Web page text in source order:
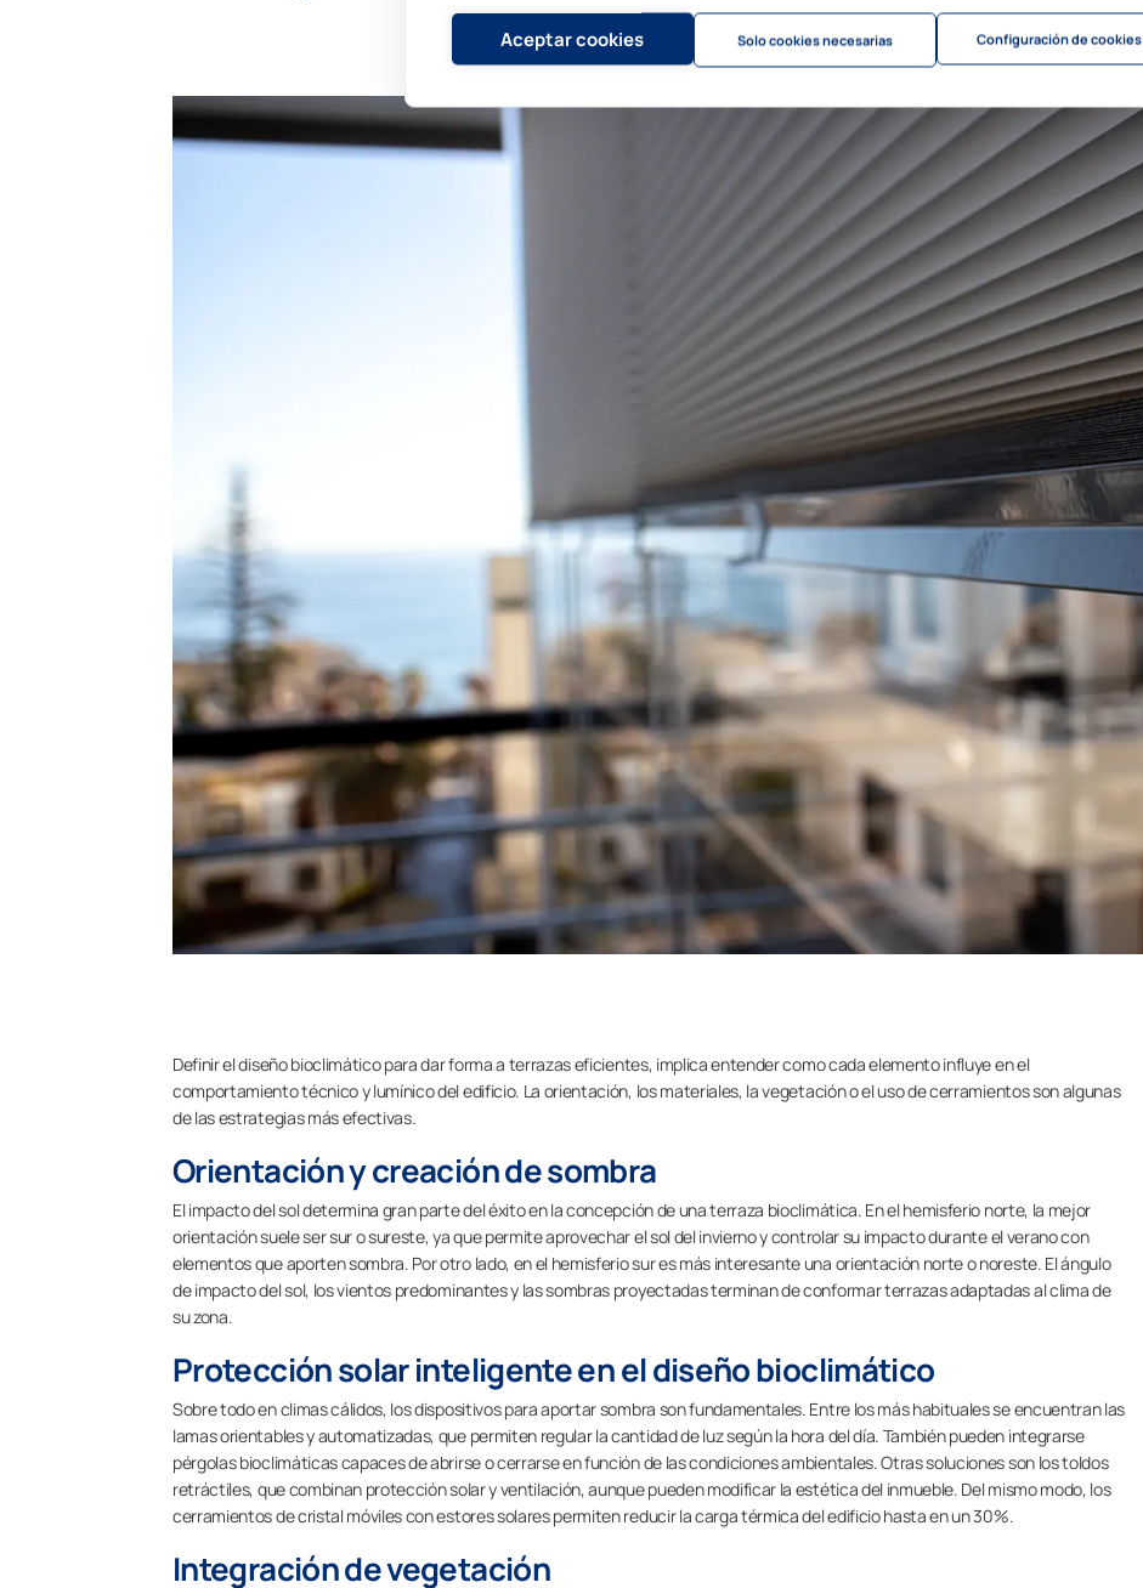
Aceptar cookies Solo cookies necesarias Configuración de cookies
Definir el diseño bioclimático para dar forma a terrazas eficientes, implica entender como cada elemento influye en el
comportamiento técnico y lumínico del edificio. La orientación, los materiales, la vegetación o el uso de cerramientos son algunas
de las estrategias más efectivas.
Orientación y creación de sombra
El impacto del sol determina gran parte del éxito en la concepción de una terraza bioclimática. En el hemisferio norte, la mejor
orientación suele ser sur o sureste, ya que permite aprovechar el sol del invierno y controlar su impacto durante el verano con
elementos que aporten sombra. Por otro lado, en el hemisferio sur es más interesante una orientación norte o noreste. El ángulo
de impacto del sol, los vientos predominantes y las sombras proyectadas terminan de conformar terrazas adaptadas al clima de
su zona.
Protección solar inteligente en el diseño bioclimático
Sobre todo en climas cálidos, los dispositivos para aportar sombra son fundamentales. Entre los más habituales se encuentran las
lamas orientables y automatizadas, que permiten regular la cantidad de luz según la hora del día. También pueden integrarse
pérgolas bioclimáticas capaces de abrirse o cerrarse en función de las condiciones ambientales. Otras soluciones son los toldos
retráctiles, que combinan protección solar y ventilación, aunque pueden modificar la estética del inmueble. Del mismo modo, los
cerramientos de cristal móviles con estores solares permiten reducir la carga térmica del edificio hasta en un 30%.
Integración de vegetación